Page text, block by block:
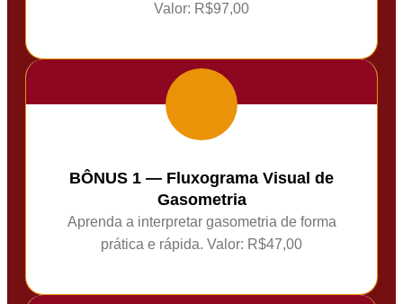
Valor: R$97,00
BÔNUS 1 — Fluxograma Visual de
Gasometria
Aprenda a interpretar gasometria de forma
prática e rápida. Valor: R$47,00